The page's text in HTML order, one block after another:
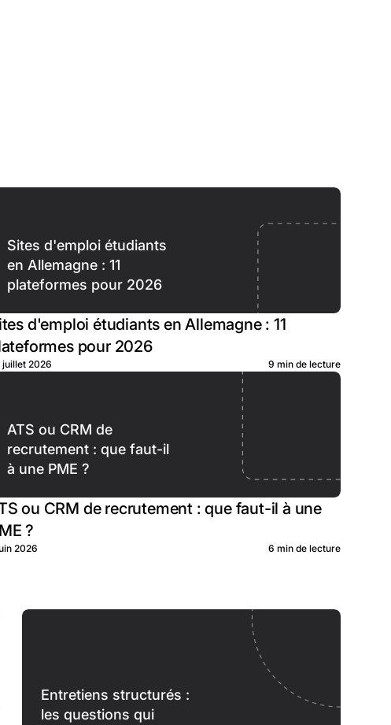
Sites d'emploi étudiants
en Allemagne : 11
plateformes pour 2026
d'emploi étudiants en Allemagne : 11
pour 2026
juillet 2026 9 min de lecture
ATS ou CRM de
recrutement : que faut-il
à une PME ?
ou CRM de recrutement : que faut-il à une
?
2026 6 min de lecture
Entretiens structurés :
les questions qui